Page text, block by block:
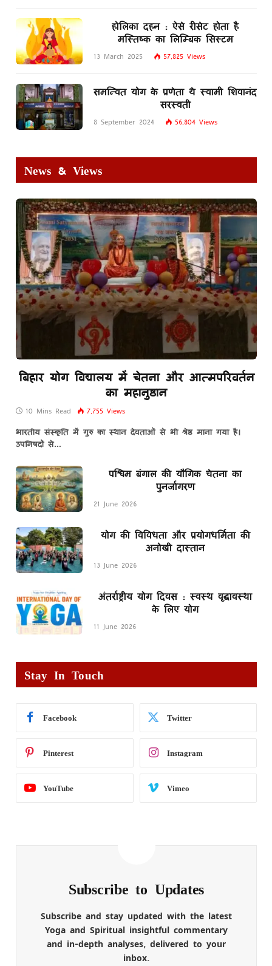
होलिका दहन : ऐसे रीसेट होता है
मस्तिष्क का लिम्बिक सिस्टम
13 March 2025 57,825 Views
समन्वित योग के प्रणेता थे स्वामी शिवानंद
सरस्वती
8 September 2024 56,804 Views
News & Views
बिहार योग विद्यालय में चेतना और आत्मपरिवर्तन
का महानुष्ठान
10 Mins Read 7,755 Views
भारतीय संस्कृति में गुरु का स्थान देवताओं से भी श्रेष्ठ माना गया है।
उपनिषदों से…
पश्चिम बंगाल की यौगिक चेतना का
पुनर्जागरण
21 June 2026
योग की विविधता और प्रयोगधर्मिता की
अनोखी दास्तान
13 June 2026
अंतर्राष्ट्रीय योग दिवस : स्वस्थ वृद्धावस्था
के लिए योग
11 June 2026
Stay In Touch
Facebook Twitter
Pinterest Instagram
YouTube Vimeo
Subscribe to Updates
Subscribe and stay updated with the latest
Yoga and Spiritual insightful commentary
and in-depth analyses, delivered to your
inbox.